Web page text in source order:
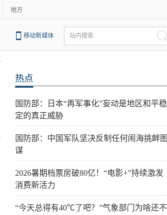
地方
移动新媒体 站内搜索
热点
国防部：日本“再军事化”妄动是地区和平稳
定的真正威胁
国防部：中国军队坚决反制任何闹海挑衅图
谋
2026暑期档票房破80亿！“电影+”持续激发
消费新活力
“今天总得有40℃了吧？”气象部门为啥还不